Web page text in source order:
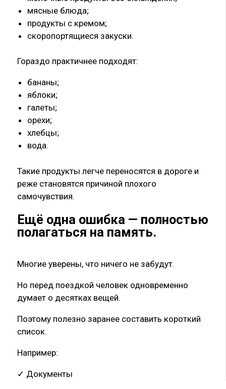
мясные блюда;
продукты с кремом;
скоропортящиеся закуски.
Гораздо практичнее подходят:
бананы;
яблоки;
галеты;
орехи;
хлебцы;
вода.
Такие продукты легче переносятся в дороге и
реже становятся причиной плохого
самочувствия.
Ещё одна ошибка — полностью
полагаться на память.
Многие уверены, что ничего не забудут.
Но перед поездкой человек одновременно
думает о десятках вещей.
Поэтому полезно заранее составить короткий
список.
Например:
✓ Документы